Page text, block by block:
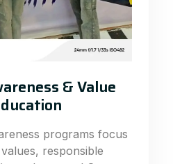
& Value
programs focus
responsible